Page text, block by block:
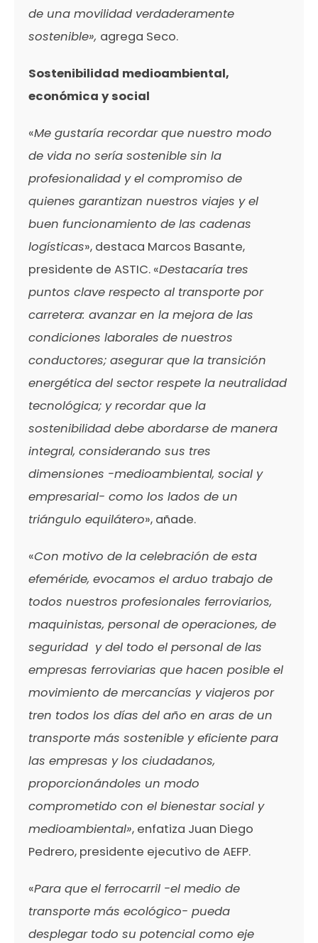
de una movilidad verdaderamente
sostenible», agrega Seco.
Sostenibilidad medioambiental,
económica y social
«Me gustaría recordar que nuestro modo
de vida no sería sostenible sin la
profesionalidad y el compromiso de
quienes garantizan nuestros viajes y el
buen funcionamiento de las cadenas
logísticas», destaca Marcos Basante,
presidente de ASTIC. «Destacaría tres
puntos clave respecto al transporte por
carretera: avanzar en la mejora de las
condiciones laborales de nuestros
conductores; asegurar que la transición
energética del sector respete la neutralidad
tecnológica; y recordar que la
sostenibilidad debe abordarse de manera
integral, considerando sus tres
dimensiones -medioambiental, social y
empresarial- como los lados de un
triángulo equilátero», añade.
«Con motivo de la celebración de esta
efeméride, evocamos el arduo trabajo de
todos nuestros profesionales ferroviarios,
maquinistas, personal de operaciones, de
seguridad y del todo el personal de las
empresas ferroviarias que hacen posible el
movimiento de mercancías y viajeros por
tren todos los días del año en aras de un
transporte más sostenible y eficiente para
las empresas y los ciudadanos,
proporcionándoles un modo
comprometido con el bienestar social y
medioambiental», enfatiza Juan Diego
Pedrero, presidente ejecutivo de AEFP.
«Para que el ferrocarril -el medio de
transporte más ecológico- pueda
desplegar todo su potencial como eje